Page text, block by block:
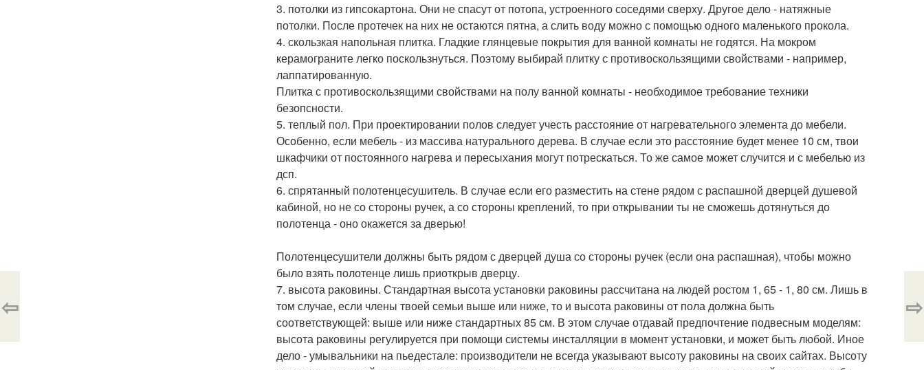
3. потолки из гипсокартона. Они не спасут от потопа, устроенного соседями сверху. Другое дело - натяжные
потолки. После протечек на них не остаются пятна, а слить воду можно с помощью одного маленького прокола.
4. скользкая напольная плитка. Гладкие глянцевые покрытия для ванной комнаты не годятся. На мокром
керамограните легко поскользнуться. Поэтому выбирай плитку с противоскользящими свойствами - например,
лаппатированную.
Плитка с противоскользящими свойствами на полу ванной комнаты - необходимое требование техники
безопсности.
5. теплый пол. При проектировании полов следует учесть расстояние от нагревательного элемента до мебели.
Особенно, если мебель - из массива натурального дерева. В случае если это расстояние будет менее 10 см, твои
шкафчики от постоянного нагрева и пересыхания могут потрескаться. То же самое может случится и с мебелью из
дсп.
6. спрятанный полотенцесушитель. В случае если его разместить на стене рядом с распашной дверцей душевой
кабиной, но не со стороны ручек, а со стороны креплений, то при открывании ты не сможешь дотянуться до
полотенца - оно окажется за дверью!
Полотенцесушители должны быть рядом с дверцей душа со стороны ручек (если она распашная), чтобы можно
было взять полотенце лишь приоткрыв дверцу.
7. высота раковины. Стандартная высота установки раковины рассчитана на людей ростом 1, 65 - 1, 80 см. Лишь в
том случае, если члены твоей семьи выше или ниже, то и высота раковины от пола должна быть
соответствующей: выше или ниже стандартных 85 см. В этом случае отдавай предпочтение подвесным моделям:
высота раковины регулируется при помощи системы инсталляции в момент установки, и может быть любой. Иное
дело - умывальники на пьедестале: производители не всегда указывают высоту раковины на своих сайтах. Высоту
⇦ ⇨